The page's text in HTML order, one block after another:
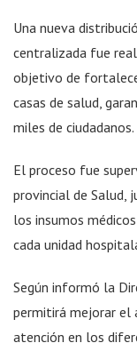
Una nueva
centralizada fue
objetivo de
casas de salud,
miles de ciudadanos.
El proceso fue
provincial de Salud,
los insumos
cada unidad
Según informó la
permitirá mejorar el
atención en los